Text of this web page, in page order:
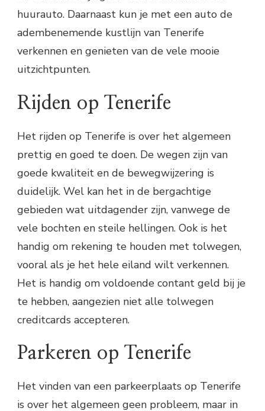
huurauto. Daarnaast kun je met een auto de
adembenemende kustlijn van Tenerife
verkennen en genieten van de vele mooie
uitzichtpunten.
Rijden op Tenerife
Het rijden op Tenerife is over het algemeen
prettig en goed te doen. De wegen zijn van
goede kwaliteit en de bewegwijzering is
duidelijk. Wel kan het in de bergachtige
gebieden wat uitdagender zijn, vanwege de
vele bochten en steile hellingen. Ook is het
handig om rekening te houden met tolwegen,
vooral als je het hele eiland wilt verkennen.
Het is handig om voldoende contant geld bij je
te hebben, aangezien niet alle tolwegen
creditcards accepteren.
Parkeren op Tenerife
Het vinden van een parkeerplaats op Tenerife
is over het algemeen geen probleem, maar in